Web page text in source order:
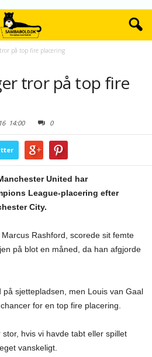
på top fire placering
tror på top fire
14:00 0
United har
League-placering efter
City.
Rashford, scorede sit femte
på blot en måned, da han afgjorde
sjettepladsen, men Louis van Gaal
for en top fire placering.
hvis vi havde tabt eller spillet
vanskeligt.